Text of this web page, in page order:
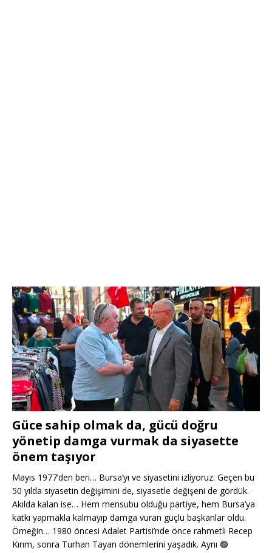
Güce sahip olmak da, gücü doğru
yönetip damga vurmak da siyasette
önem taşıyor
Mayıs 1977’den beri… Bursa’yı ve siyasetini izliyoruz. Geçen bu
50 yılda siyasetin değişimini de, siyasetle değişeni de gördük.
Akılda kalan ise… Hem mensubu olduğu partiye, hem Bursa’ya
katkı yapmakla kalmayıp damga vuran güçlü başkanlar oldu.
Örneğin… 1980 öncesi Adalet Partisi’nde önce rahmetli Recep
Kırım, sonra Turhan Tayan dönemlerini yaşadık. Aynı 🟢